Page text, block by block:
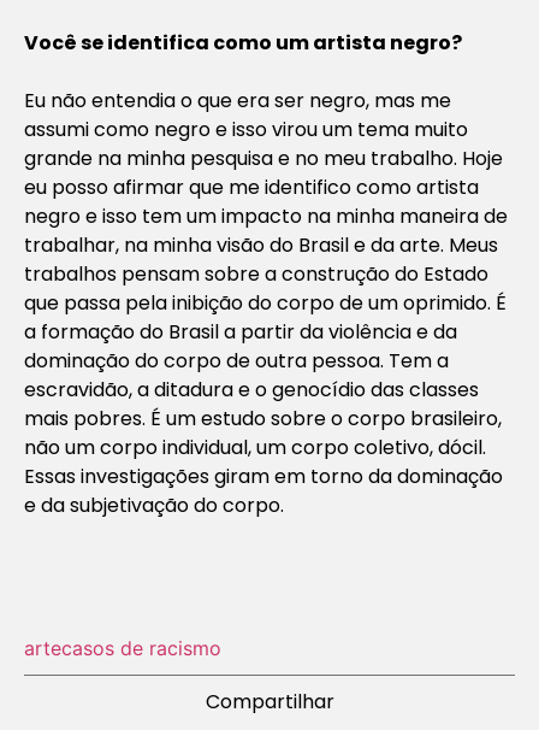
Você se identifica como um artista negro?
Eu não entendia o que era ser negro, mas me
assumi como negro e isso virou um tema muito
grande na minha pesquisa e no meu trabalho. Hoje
eu posso afirmar que me identifico como artista
negro e isso tem um impacto na minha maneira de
trabalhar, na minha visão do Brasil e da arte. Meus
trabalhos pensam sobre a construção do Estado
que passa pela inibição do corpo de um oprimido. É
a formação do Brasil a partir da violência e da
dominação do corpo de outra pessoa. Tem a
escravidão, a ditadura e o genocídio das classes
mais pobres. É um estudo sobre o corpo brasileiro,
não um corpo individual, um corpo coletivo, dócil.
Essas investigações giram em torno da dominação
e da subjetivação do corpo.
artecasos de racismo
Compartilhar